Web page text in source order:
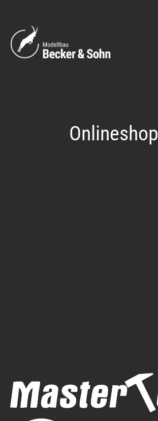
Onlineshop